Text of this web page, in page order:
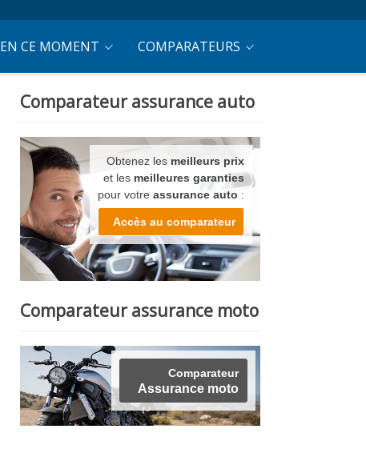
EN CE MOMENT COMPARATEURS
Comparateur assurance auto
Obtenez les meilleurs prix
et les meilleures garanties
pour votre assurance auto :
Accès au comparateur
Comparateur assurance moto
Comparateur
Assurance moto